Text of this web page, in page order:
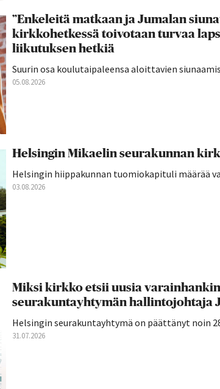
”Enkeleitä matkaan ja Jumalan
kirkkohetkessä toivotaan turvaa
liikutuksen hetkiä
Suurin osa koulutaipaleensa aloittavien
05.08.2026
Helsingin Mikaelin seurakunnan
Helsingin hiippakunnan tuomiokapituli määrää
03.08.2026
Miksi kirkko etsii uusia
seurakuntayhtymän hallintojohtaja
Helsingin seurakuntayhtymä on päättänyt noin
31.07.2026